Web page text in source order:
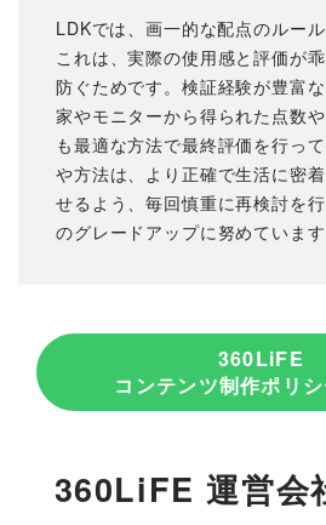
LDKでは、画一的な配点のルール
これは、実際の使用感と評価が
防ぐためです。検証経験が豊富
家やモニターから得られた点数
も最適な方法で最終評価を行っ
や方法は、より正確で生活に密
せるよう、毎回慎重に再検討を
のグレードアップに努めています
360LiFE
コンテンツ制作ポリ
360LiFE 運営会